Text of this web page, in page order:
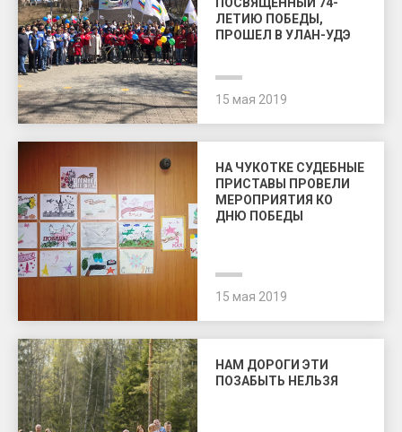
ЛЕТИЮ ПОБЕДЫ,
ПРОШЕЛ В УЛАН-УДЭ
15 мая 2019
НА ЧУКОТКЕ СУДЕБНЫЕ
ПРИСТАВЫ ПРОВЕЛИ
МЕРОПРИЯТИЯ КО
ДНЮ ПОБЕДЫ
15 мая 2019
НАМ ДОРОГИ ЭТИ
ПОЗАБЫТЬ НЕЛЬЗЯ